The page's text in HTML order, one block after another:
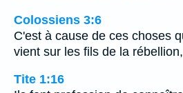
Colossiens 3:6
C'est à cause de ces choses
vient sur les fils de la rébellion,
Tite 1:16